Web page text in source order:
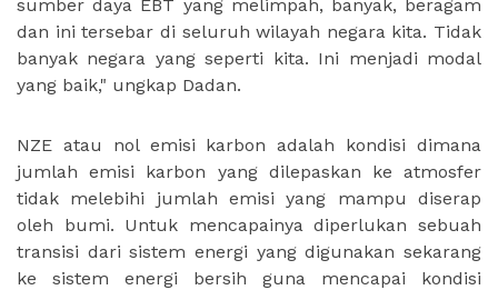
sumber daya EBT yang melimpah, banyak, beragam
dan ini tersebar di seluruh wilayah negara kita. Tidak
banyak negara yang seperti kita. Ini menjadi modal
yang baik," ungkap Dadan.
NZE atau nol emisi karbon adalah kondisi dimana
jumlah emisi karbon yang dilepaskan ke atmosfer
tidak melebihi jumlah emisi yang mampu diserap
oleh bumi. Untuk mencapainya diperlukan sebuah
transisi dari sistem energi yang digunakan sekarang
ke sistem energi bersih guna mencapai kondisi